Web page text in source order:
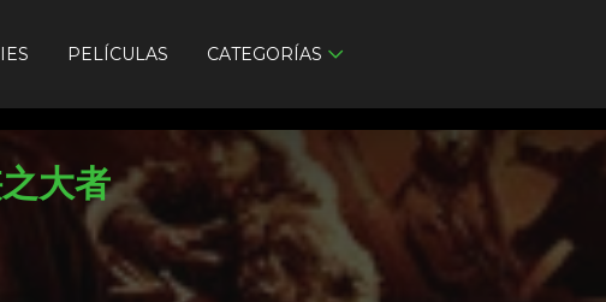
PELÍCULAS CATEGORÍAS
大者